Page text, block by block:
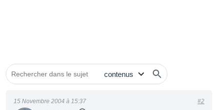
15 Novembre 2004 à 15:37 #2